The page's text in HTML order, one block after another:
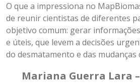
O que a impressiona no
de reunir cientistas de diferentes
objetivo comum: gerar
e úteis, que levem a decisões
do desmatamento e das mudanças
Mariana Guerra Lara